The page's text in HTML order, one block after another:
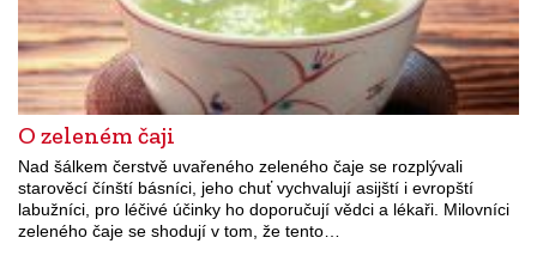
O zeleném čaji
Nad šálkem čerstvě uvařeného zeleného čaje se rozplývali
starověcí čínští básníci, jeho chuť vychvalují asijští i evropští
labužníci, pro léčivé účinky ho doporučují vědci a lékaři. Milovníci
zeleného čaje se shodují v tom, že tento…